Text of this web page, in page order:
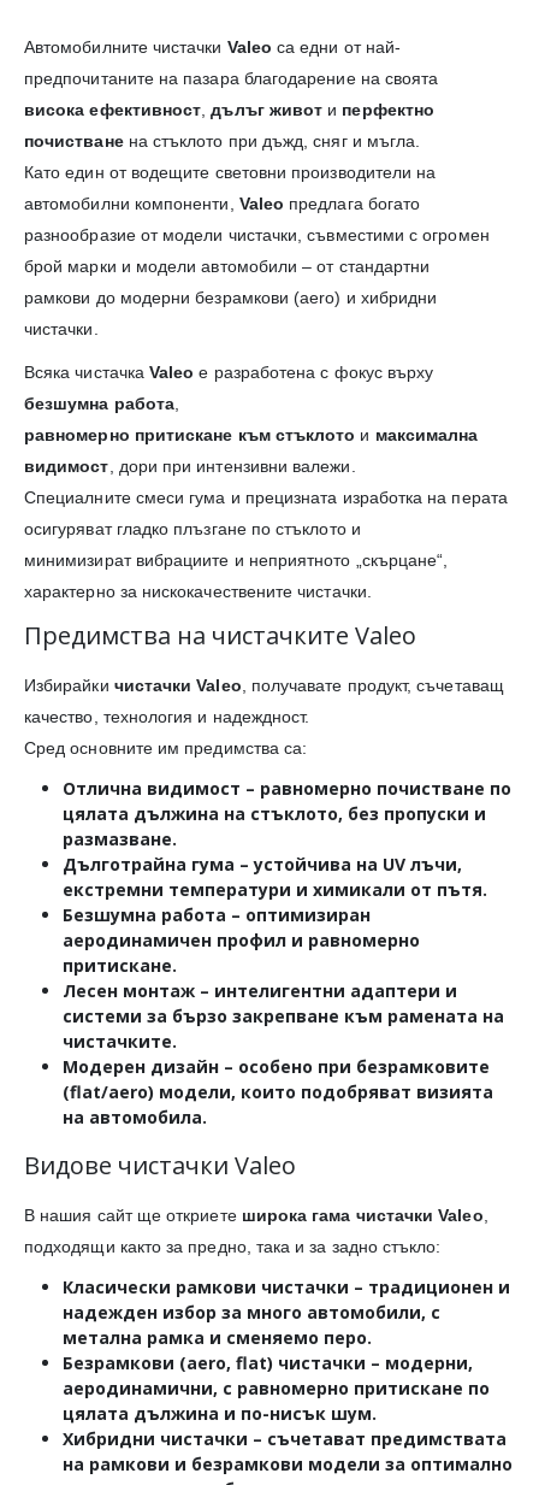
Автомобилните чистачки Valeo са едни от най-
предпочитаните на пазара благодарение на своята
висока ефективност ,дълъг живот и перфектно
почистванена стъклото при дъжд, сняг и мъгла.
Като един от водещите световни производители на
автомобилни компоненти, Valeo предлага богато
разнообразие от модели чистачки, съвместими с огромен
брой марки и модели автомобили – от стандартни
рамкови до модерни безрамкови (aero) и хибридни
чистачки.
Всяка чистачкаValeo е разработена с фокус върху
безшумна работа
равномерно притискане към стъклото и максимална
видимост , дори при интензивни валежи.
Специалните смеси гума и прецизната изработка на перата
осигуряват гладко плъзгане по стъклото и
минимизират вибрациите и неприятното „скърцане“,
характерно за нискокачествените чистачки.
Предимства на чистачките Valeo
Избирайки чистачки Valeo , получавате продукт, съчетаващ
качество, технология и надеждност.
Сред основните им предимства са:
Отлична видимост – равномерно почистване по
цялата дължина на стъклото, без пропуски и
размазване.
Дълготрайна гума – устойчива на UV лъчи,
екстремни температури и химикали от пътя.
Безшумна работа – оптимизиран
аеродинамичен профил и равномерно
притискане.
Лесен монтаж – интелигентни адаптери и
системи за бързо закрепване към рамената на
чистачките.
Модерен дизайн – особено при безрамковите
(flat/aero) модели, които подобряват визията
на автомобила.
Видове чистачки Valeo
В нашия сайт ще откриете широка гама чистачки Valeo
подходящи както за предно, така и за задно стъкло:
Класически рамкови чистачки – традиционен и
надежден избор за много автомобили, с
метална рамка и сменяемо перо.
Безрамкови (aero, flat) чистачки – модерни,
аеродинамични, с равномерно притискане по
цялата дължина и по-нисък шум.
Хибридни чистачки – съчетават предимствата
на рамкови и безрамкови модели за оптимално